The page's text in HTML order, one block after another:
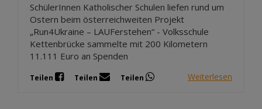
SchülerInnen Katholischer Schulen liefen rund um
Ostern beim österreichweiten Projekt
„Run4Ukraine – LAUFerstehen“ - Volksschule
Kettenbrücke sammelte mit 200 Kilometern
11.111 Euro an Spenden
Teilen Teilen Teilen Weiterlesen